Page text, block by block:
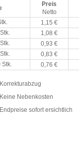
Preis
Netto
1,15 €
1,08 €
0,93 €
0,83 €
Stk.
0,76 €
Korrekturabzug
Keine Nebenkosten
Endpreise sofort ersichtlich